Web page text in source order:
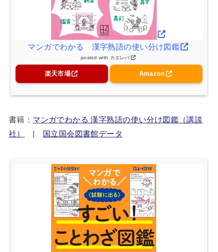
マンガでわかる 漢字熟語の使い分け図鑑
posted with カエレバ
楽天市場 Amazon
書籍： マンガでわかる 漢字熟語の使い分け図鑑（講談
社）
| 国立国会図書館データ